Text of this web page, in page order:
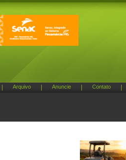
Arquivo Anuncie Contato